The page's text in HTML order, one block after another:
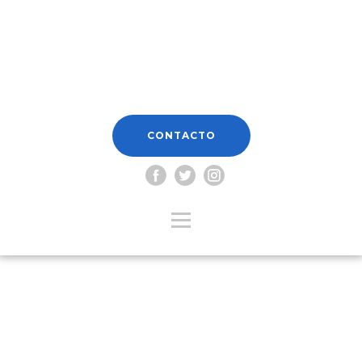
CONTACTO